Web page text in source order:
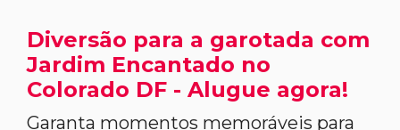
Diversão para a garotada com
Jardim Encantado no
Colorado DF - Alugue agora!
Garanta momentos memoráveis para